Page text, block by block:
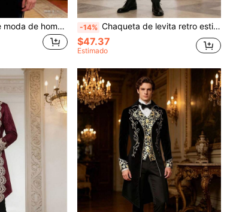
Nueva chaqueta de moda de hombre para Halloween, blazer deportivo con bordado real dorado -14% Chaqueta de levita retro estilo steampunk para hombres, uniforme de la era victoriana gótica
$47.37
Estimado